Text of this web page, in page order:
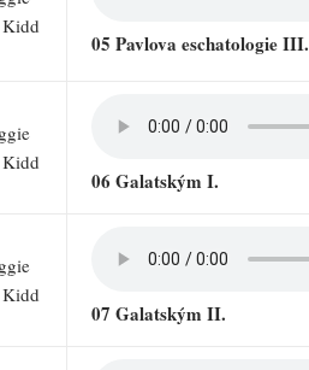
05 Pavlova eschatologie
06 Galatským I.
07 Galatským II.